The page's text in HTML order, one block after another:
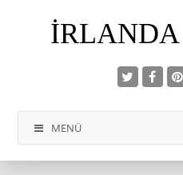
İRLANDA
MENÜ